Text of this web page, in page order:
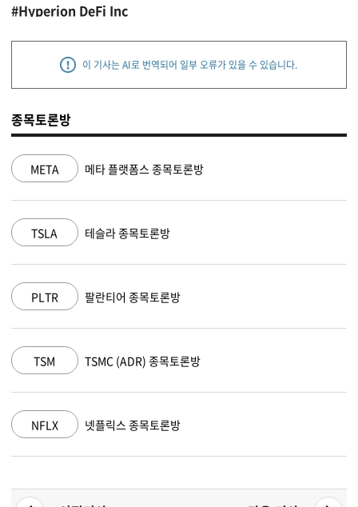
#Hyperion DeFi Inc
이 기사는 AI로 번역되어 일부 오류가 있을 수 있습니다.
종목토론방
메타 플랫폼스 종목토론방
테슬라 종목토론방
팔란티어 종목토론방
TSMC (ADR) 종목토론방
넷플릭스 종목토론방